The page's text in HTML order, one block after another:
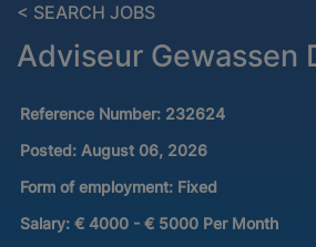
< SEARCH JOBS
Adviseur Gewassen
Reference Number: 232624
Posted: August 06, 2026
Form of employment: Fixed
Salary: € 4000 - € 5000 Per Month